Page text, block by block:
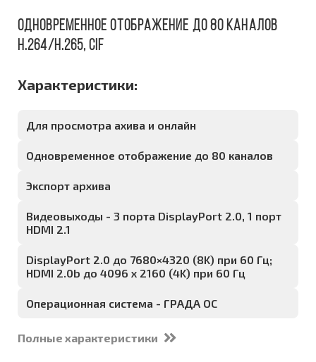
Одновременное отображение до 80 каналов
H.264/H.265, CIF
Характеристики:
Для просмотра ахива и онлайн
Одновременное отображение до 80 каналов
Экспорт архива
Видеовыходы - 3 порта DisplayPort 2.0, 1 порт
HDMI 2.1
DisplayPort 2.0 до 7680×4320 (8K) при 60 Гц;
HDMI 2.0b до 4096 x 2160 (4K) при 60 Гц
Операционная система - ГРАДА ОС
Полные характеристики